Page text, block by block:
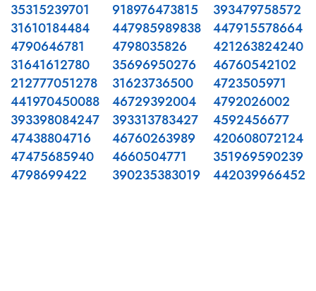
35315239701
31610184484
4790646781
31641612780
212777051278
441970450088
393398084247
47438804716
47475685940
4798699422
918976473815
447985989838
4798035826
35696950276
31623736500
46729392004
393313783427
46760263989
4660504771
390235383019
393479758572
447915578664
421263824240
46760542102
4723505971
4792026002
4592456677
420608072124
351969590239
442039966452